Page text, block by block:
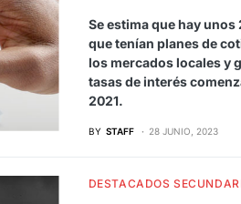
Se estima que hay
que tenían planes de
los mercados locales y
tasas de interés
2021.
BY STAFF 28 JUNIO, 2023
DESTACADOS